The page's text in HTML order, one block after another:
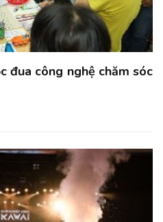
đua công nghệ chăm sóc